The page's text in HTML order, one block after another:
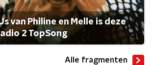
van Philine en Melle is deze
2 TopSong
Alle fragmenten